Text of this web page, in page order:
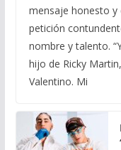
mensaje honesto y
petición
nombre y talento.
hijo de Ricky
Valentino. Mi